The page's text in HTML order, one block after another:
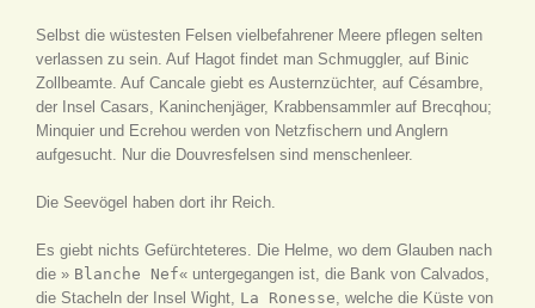
Selbst die wüstesten Felsen vielbefahrener Meere pflegen selten
verlassen zu sein. Auf Hagot findet man Schmuggler, auf Binic
Zollbeamte. Auf Cancale giebt es Austernzüchter, auf Césambre,
der Insel Casars, Kaninchenjäger, Krabbensammler auf Brecqhou;
Minquier und Ecrehou werden von Netzfischern und Anglern
aufgesucht. Nur die Douvresfelsen sind menschenleer.
Die Seevögel haben dort ihr Reich.
Es giebt nichts Gefürchteteres. Die Helme, wo dem Glauben nach
die » Blanche Nef« untergegangen ist, die Bank von Calvados,
die Stacheln der Insel Wight, La Ronesse , welche die Küste von